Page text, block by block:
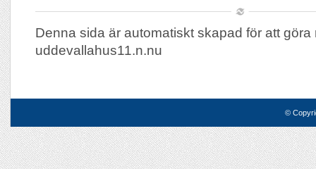
Denna sida är automatiskt skapad för att göra
uddevallahus11.n.nu
©